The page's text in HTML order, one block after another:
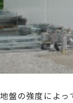
地盤の強度によ